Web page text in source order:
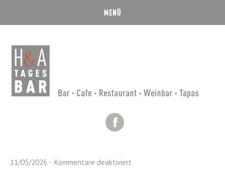
Facebook
11/05/2026 Kommentare deaktiviert